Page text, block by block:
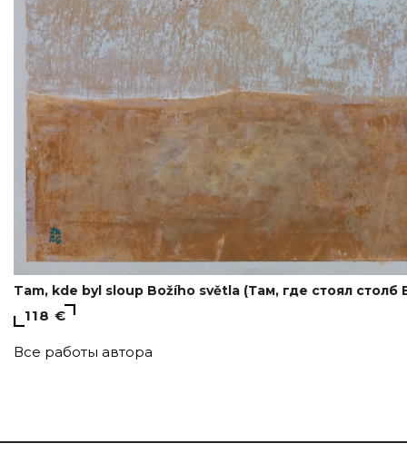
Tam, kde byl sloup Božího světla (Там, где стоял столб
118 €
Все работы автора